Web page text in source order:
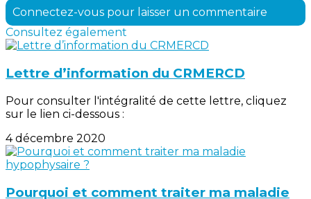
Connectez-vous pour laisser un commentaire
Consultez également
Lettre d’information du CRMERCD
Pour consulter l'intégralité de cette lettre, cliquez
sur le lien ci-dessous :
4 décembre 2020
Pourquoi et comment traiter ma maladie